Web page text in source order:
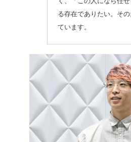
る存在でありたい。そ
ています。